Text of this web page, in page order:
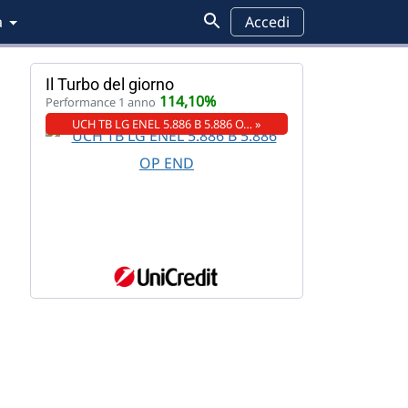
Accedi
Il Turbo del giorno
Performance 1 anno 114,10%
UCH TB LG ENEL 5.886 B 5.886 O… »